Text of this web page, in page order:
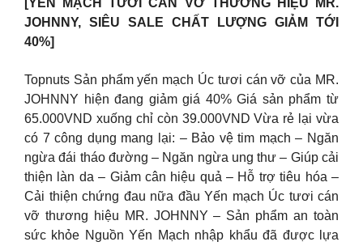
[YẾN MẠCH TƯƠI CÁN VỠ THƯƠNG HIỆU MR.
JOHNNY, SIÊU SALE CHẤT LƯỢNG GIẢM TỚI
40%]
Topnuts Sản phẩm yến mạch Úc tươi cán vỡ của MR.
JOHNNY hiện đang giảm giá 40% Giá sản phẩm từ
65.000VND xuống chỉ còn 39.000VND Vừa rẻ lại vừa
có 7 công dụng mang lại: – Bảo vệ tim mạch – Ngăn
ngừa đái tháo đường – Ngăn ngừa ung thư – Giúp cải
thiện làn da – Giảm cân hiệu quả – Hỗ trợ tiêu hóa –
Cải thiện chứng đau nữa đầu Yến mạch Úc tươi cán
vỡ thương hiệu MR. JOHNNY – Sản phẩm an toàn
sức khỏe Nguồn Yến Mạch nhập khẩu đã được lựa